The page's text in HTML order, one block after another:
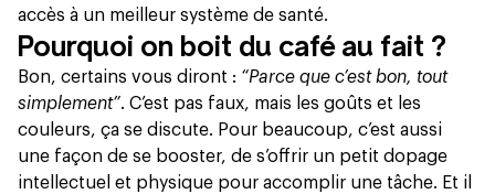
accès à un meilleur système de santé.
Pourquoi on boit du café au fait ?
Bon, certains vous diront : “Parce que c’est bon, tout
simplement”. C’est pas faux, mais les goûts et les
couleurs, ça se discute. Pour beaucoup, c’est aussi
une façon de se booster, de s’offrir un petit dopage
intellectuel et physique pour accomplir une tâche. Et il